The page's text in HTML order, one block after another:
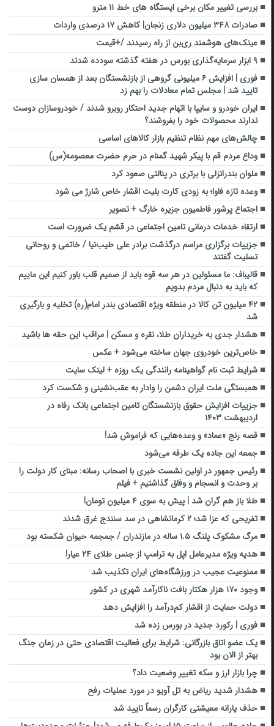
بررسی تغییر مکان برخی ایستگاه های خط ۱۱ مترو
صادرات ۳۴۸ میلیون دلاری زنجان| ‌کاهش ۱۷ درصدی واردات
عینک‌های هوشمند ری‌بن از راه رسیدند /+قیمت
۹ ابزار سرمایه‌گذاری بورس در هفته گذشته سودده شدند
فوری | افزایش ۶ میلیونی گروهی از بازنشستگان بعد از همسان سازی
تایید شد | مجلس تمام معادلات را بهم زد
ایران خودرو و سایپا با اتهام جدید احتکار روبرو شدند / خودروسازان دوست
ندارند محصولات خود را بفروشند؟
چالش‌های مهم نظام تنظیم بازار کالاهای اساسی
وداع مردم قم با پیکر شهید گمنام در حرم حضرت معصومه(س)
ملوان بندرانزلی با برتری در پنالتی صعود کرد
وعده تازه فاوا؛ به زودی کارت بلیت اقشار خاص شارژ می شود
اجتماع پرشور فاطمیون جزیره خارگ + تصویر
ارتقاء خدمات درمانی تامین اجتماعی در قشم یک ضرورت است
جزییات برگزاری مراسم درگذشت برادر علی طیب‌نیا / خاتمی و روحانی
تسلیت گفتند
قالیباف: ما مسئولین در هر سه قوه باید از صمیم قلب باور کنیم این ماییم
که باید به دنبال مردم بدویم
۴۲ میلیون تن کالا در منطقه ویژه اقتصادی بندر امام(ره) تخلیه و بارگیری
شد
هشدار جدی به خریداران طلا، نقره و مسکن | مراقب این حقه ها باشید
خاص‌ترین خودروی جهان ساخته می‌شود + عکس
شرایط ثبت نام گواهینامه رانندگی یک روزه + لینک سایت
همبستگی ملت ایران دشمن را وادار به عقب‌نشینی و شکست کرد
جزییات افزایش حقوق بازنشستگان تامین اجتماعی بانک رفاه در
اردیبهشت ۱۴۰۳
قصه رنج «عماد» و وعده‌هایی که فراموش شد!
جمعه این جاده یک طرفه می‌شود
رئیس جمهور در اولین نشست خبری با اصحاب رسانه: مبنای کار دولت را
بر وحدت و انسجام و وفاق گذاشتیم + فیلم
طلا باز هم گران شد | پیش به سوی ۴ میلیون تومان!
تفریحی که عزا شد؛ ۲‌ کرمانشاهی در سد سنندج غرق شدند
مرگ مشکوک پلنگ ۱.۵ ساله در مازندران / جمجمه حیوان شکسته بود
هدیه ویژه مدیرعامل اپل به ترامپ از جنس طلای ۲۴ عیار!
ممنوعیت عجیب در ورزشگاه‌های ایران تکذیب شد
وجود ۱۷۰ هزار هکتار بافت ناکارآمد شهری در کشور
دولت حمایت از اقشار کم‌درآمد را افزایش دهد
فوری | رکورد جدید در بورس زده شد
یک عضو اتاق بازرگانی: شرایط برای فعالیت اقتصادی حتی در زمان جنگ
بهتر از الان بود
چرا بازار ارز و سکه تغییر وضعیت داد؟
هشدار شدید ریاض به تل آویو در مورد عملیات رفح
حذف یارانه معیشتی کارگران رسماً تایید شد